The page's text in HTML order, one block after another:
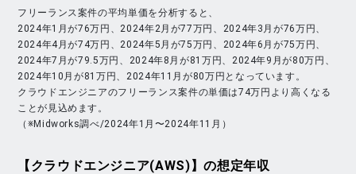
フリーランス案件の平均単価を分析すると、
2024年1月が76万円、2024年2月が77万円、2024年3月が76万円、
2024年4月が74万円、2024年5月が75万円、2024年6月が75万円、
2024年7月が79.5万円、2024年8月が81万円、2024年9月が80万円、
2024年10月が81万円、2024年11月が80万円となっています。
クラウドエンジニアのフリーランス案件の単価は74万円より高くなる
ことが見込めます。
（※Midworks調べ/2024年1月〜2024年11月）
【クラウドエンジニア(AWS)】の想定年収